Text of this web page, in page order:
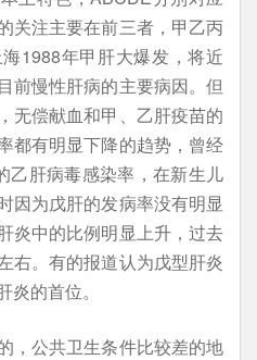
关注主要在前三者，甲乙丙
1988年甲肝大爆发，将近
前慢性肝病的主要病因。但
无偿献血和甲、乙肝疫苗的
都有明显下降的趋势，曾经
乙肝病毒感染率，在新生儿
因为戊肝的发病率没有明显
炎中的比例明显上升，过去
右。有的报道认为戊型肝炎
的首位。
，公共卫生条件比较差的地